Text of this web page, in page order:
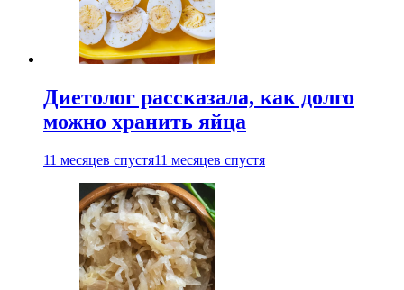
Диетолог рассказала, как долго
можно хранить яйца
11 месяцев спустя11 месяцев спустя